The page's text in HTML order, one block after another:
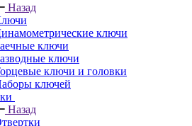
Назад
ключи
ключи
ключи
ключи и головки
ключей
Назад